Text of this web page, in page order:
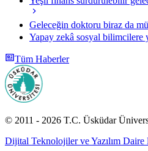
Geleceğin doktoru biraz da
Yapay zekâ sosyal bilimcilere
Tüm Haberler
© 2011 - 2026 T.C. Üsküdar
Dijital Teknolojiler ve Yazılım Daire